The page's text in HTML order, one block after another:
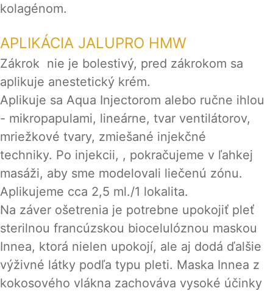
kolagénom.
APLIKÁCIA JALUPRO HMW
Zákrok nie je bolestivý, pred zákrokom sa
aplikuje anestetický krém.
Aplikuje sa Aqua Injectorom alebo ručne ihlou
- mikropapulami, lineárne, tvar ventilátorov,
mriežkové tvary, zmiešané injekčné
techniky. Po injekcii, , pokračujeme v ľahkej
masáži, aby sme modelovali liečenú zónu.
Aplikujeme cca 2,5 ml./1 lokalita.
Na záver ošetrenia je potrebne upokojiť pleť
sterilnou francúzskou biocelulóznou maskou
Innea, ktorá nielen upokojí, ale aj dodá ďalšie
výživné látky podľa typu pleti. Maska Innea z
kokosového vlákna zachováva vysoké účinky